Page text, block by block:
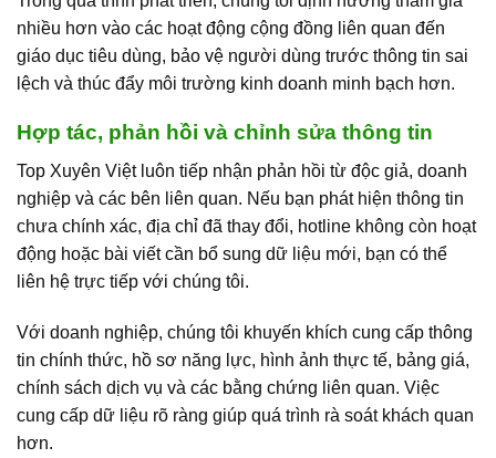
nhiều hơn vào các hoạt động cộng đồng liên quan đến
giáo dục tiêu dùng, bảo vệ người dùng trước thông tin sai
lệch và thúc đẩy môi trường kinh doanh minh bạch hơn.
Hợp tác, phản hồi và chỉnh sửa thông tin
Top Xuyên Việt luôn tiếp nhận phản hồi từ độc giả, doanh
nghiệp và các bên liên quan. Nếu bạn phát hiện thông tin
chưa chính xác, địa chỉ đã thay đổi, hotline không còn hoạt
động hoặc bài viết cần bổ sung dữ liệu mới, bạn có thể
liên hệ trực tiếp với chúng tôi.
Với doanh nghiệp, chúng tôi khuyến khích cung cấp thông
tin chính thức, hồ sơ năng lực, hình ảnh thực tế, bảng giá,
chính sách dịch vụ và các bằng chứng liên quan. Việc
cung cấp dữ liệu rõ ràng giúp quá trình rà soát khách quan
hơn.